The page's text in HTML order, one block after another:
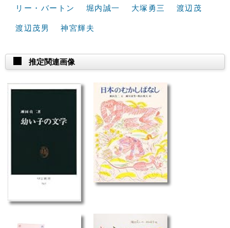
リー・バートン 堀内誠一 大塚勇三 渡辺茂
渡辺茂男 神宮輝夫
推定関連画像